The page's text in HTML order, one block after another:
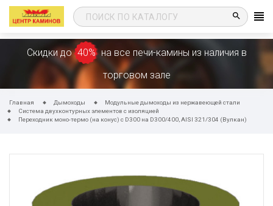
search
Скидки до 40% на все печи-камины из наличия в
торговом зале
Главная Дымоходы
Модульные дымоходы из нержавеющей стали
Система двухконтурных элементов с изоляцией
Переходник моно-термо (на конус) с D300 на D300/400, AISI 321/304 (Вулкан)